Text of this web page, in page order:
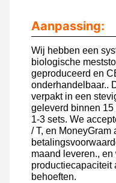
Aanpassing:
Wij hebben een
biologische
geproduceerd en
onderhandelbaar..
verpakt in een
geleverd binnen
1-3 sets. We
/ T, en MoneyGram
maand leveren.,
productiecapaciteit
behoeften.